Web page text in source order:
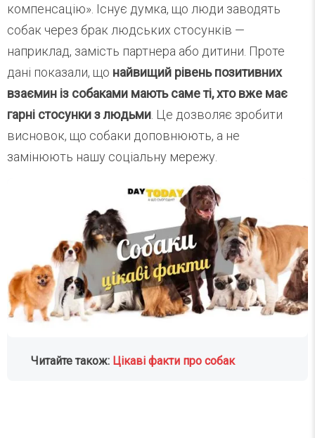
компенсацію». Існує думка, що люди заводять
собак через брак людських стосунків —
наприклад, замість партнера або дитини. Проте
дані показали, що найвищий рівень позитивних
взаємин із собаками мають саме ті, хто вже має
гарні стосунки з людьми . Це дозволяє зробити
висновок, що собаки доповнюють, а не
замінюють нашу соціальну мережу.
Читайте також: Цікаві факти про собак